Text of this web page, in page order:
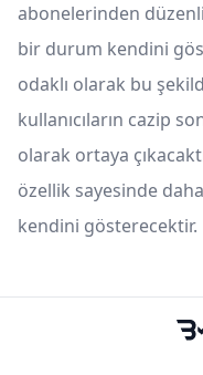
abonelerinden
bir durum kendini
odaklı olarak bu
kullanıcıların cazip
olarak ortaya
özellik sayesinde
kendini gösterecektir.